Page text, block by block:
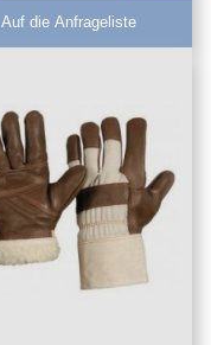
Auf die Anfrageliste